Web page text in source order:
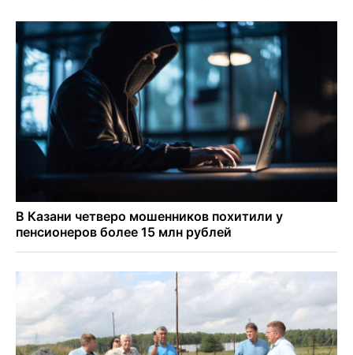
В Новосибирске курьер на велосипеде сломал ребенку
ключицу
Условный срок получил бердский подросток за
мошенничество на 3,5 миллиона